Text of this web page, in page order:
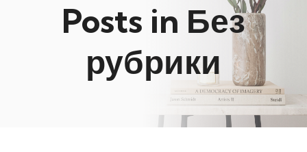
Posts in Без
рубрики